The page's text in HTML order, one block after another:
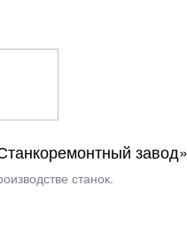
завод»
станок.